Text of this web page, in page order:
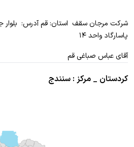
پاسارگاد واحد ۱۴
آقای عباس صباغی قم
کردستان _ مرکز : سنندج